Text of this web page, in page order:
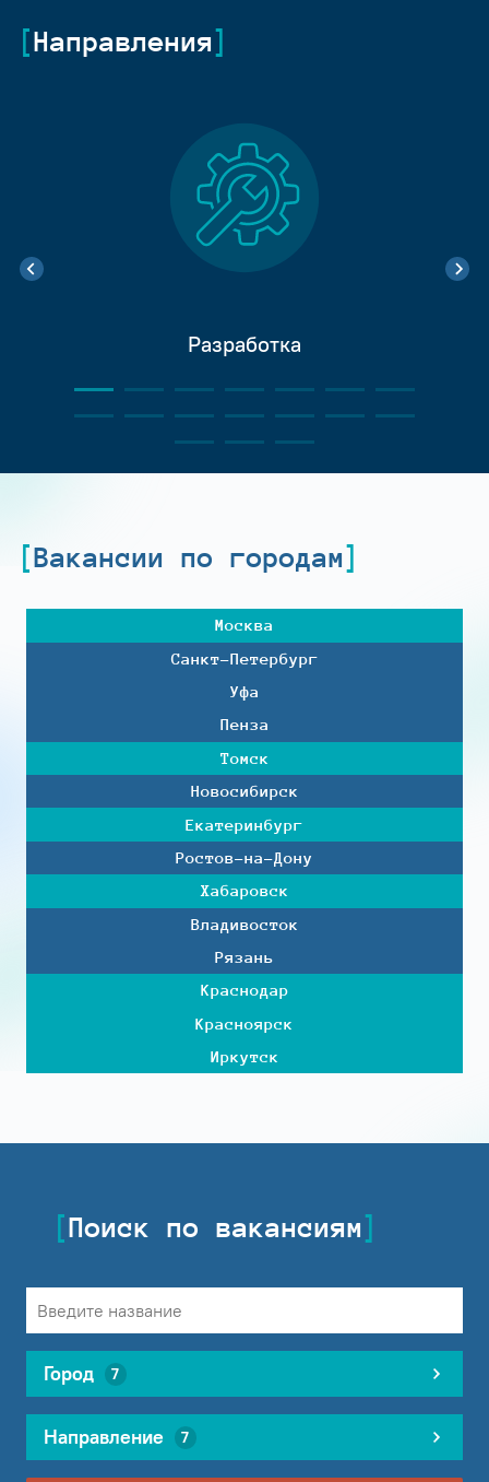
Направления
Разработка
Вакансии по городам
Москва
Санкт-Петербург
Уфа
Пенза
Томск
Новосибирск
Екатеринбург
Ростов-на-Дону
Хабаровск
Владивосток
Рязань
Краснодар
Красноярск
Иркутск
Поиск по вакансиям
Город 7
Направление 7